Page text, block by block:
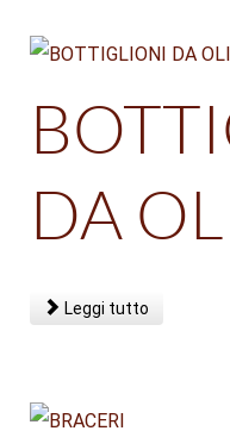
DA
Leggi tutto